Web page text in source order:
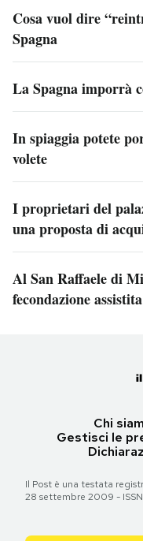
Cosa vuol dire
Spagna
La Spagna imporrà
In spiaggia potete
volete
I proprietari del
una proposta di
Al San Raffaele di
fecondazione assistita
Chi
Gestisci le
Il Post è una testata
28 settembre 2009 -